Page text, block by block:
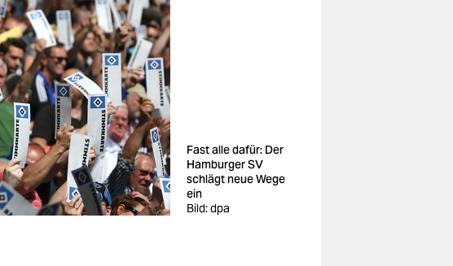
Fast alle dafür: Der
Hamburger SV
schlägt neue Wege
ein
Bild: dpa